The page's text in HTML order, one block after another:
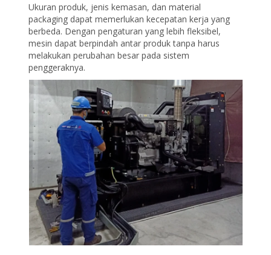
Ukuran produk, jenis kemasan, dan material
packaging dapat memerlukan kecepatan kerja yang
berbeda. Dengan pengaturan yang lebih fleksibel,
mesin dapat berpindah antar produk tanpa harus
melakukan perubahan besar pada sistem
penggeraknya.